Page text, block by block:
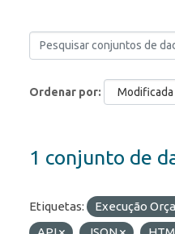
Ordenar por
1 conjunto de
Etiquetas: Execução